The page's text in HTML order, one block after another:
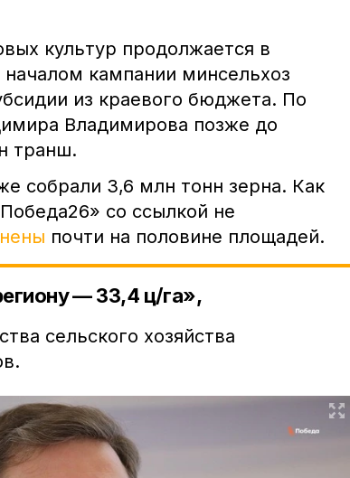
культур продолжается в
кампании минсельхоз
из краевого бюджета. По
Владимирова позже до
транш.
собрали 3,6 млн тонн зерна. Как
со ссылкой не
почти на половине площадей.
— 33,4 ц/га»,
сельского хозяйства